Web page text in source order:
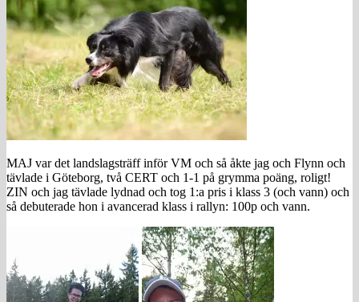
MAJ var det landslagsträff inför VM och så åkte jag och Flynn och
tävlade i Göteborg, två CERT och 1-1 på grymma poäng, roligt!
ZIN och jag tävlade lydnad och tog 1:a pris i klass 3 (och vann) och
så debuterade hon i avancerad klass i rallyn: 100p och vann.